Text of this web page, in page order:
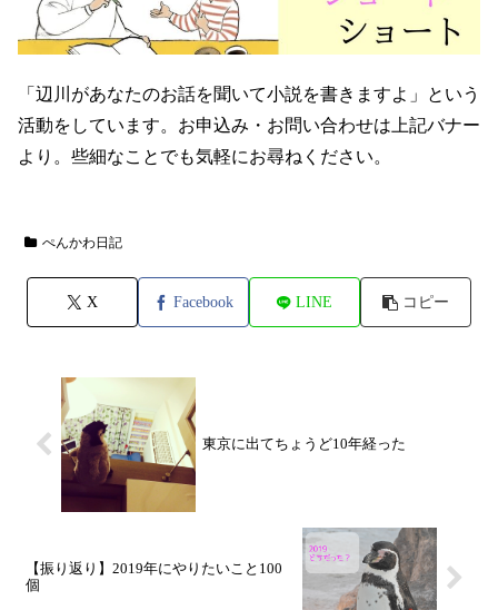
「辺川があなたのお話を聞いて小説を書きますよ」という
活動をしています。お申込み・お問い合わせは上記バナー
より。些細なことでも気軽にお尋ねください。
ぺんかわ日記
X Facebook LINE コピー
東京に出てちょうど10年経った
【振り返り】2019年にやりたいこと100
個